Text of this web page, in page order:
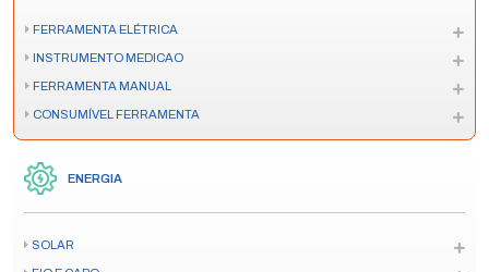
FERRAMENTA ELÉTRICA
INSTRUMENTO MEDICAO
FERRAMENTA MANUAL
CONSUMÍVEL FERRAMENTA
ENERGIA
SOLAR